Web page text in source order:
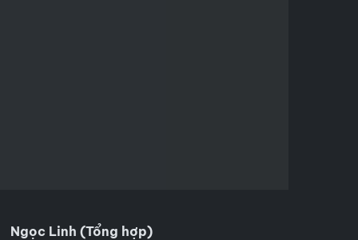
Ngọc Linh (Tổng hợp)